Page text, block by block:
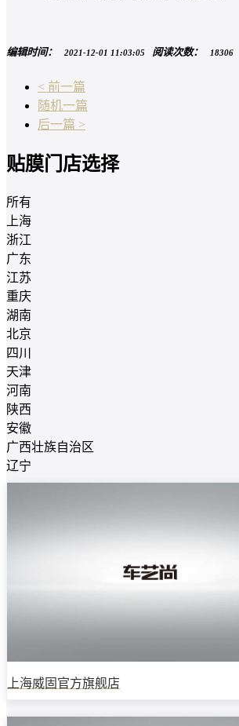
编辑时间： 2021-12-01 11:03:05 阅读次数： 18306
< 前一篇
随机一篇
后一篇 >
贴膜门店选择
所有
上海
浙江
广东
江苏
重庆
湖南
北京
四川
天津
河南
陕西
安徽
广西壮族自治区
辽宁
上海威固官方旗舰店